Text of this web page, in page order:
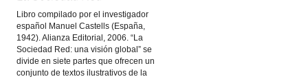
Libro compilado por el investigador
español Manuel Castells (España,
1942). Alianza Editorial, 2006. “La
Sociedad Red: una visión global” se
divide en siete partes que ofrecen un
conjunto de textos ilustrativos de la